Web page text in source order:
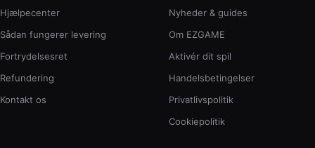
Hjælpecenter
Sådan fungerer levering
Fortrydelsesret
Refundering
Kontakt os
Nyheder & guides
Om EZGAME
Aktivér dit spil
Handelsbetingelser
Privatlivspolitik
Cookiepolitik